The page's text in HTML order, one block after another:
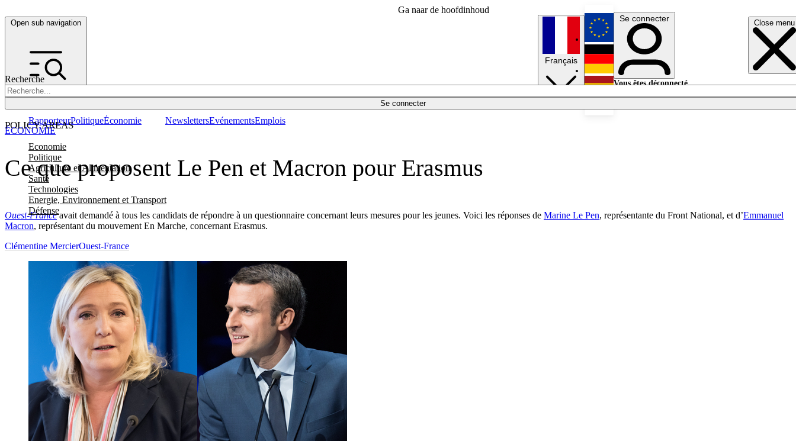
Ga naar de hoofdinhoud
Open sub navigation Close menu
Recherche
Se connecter
POLICY AREAS
Economie
Politique
Agriculture et Alimentation
Santé
Technologies
Energie, Environnement et Transport
Défense
RapporteurPolitiqueÉconomie NewslettersEvénementsEmplois
Français
English
Deutsch
Se connecter
Vous êtes déconnecté.
Ce que proposent Le Pen et Macron pour Erasmus
Ouest-Franceavait demandé à tous les candidats de répondre à un questionnaire concernant leurs mesures pour les jeunes. Voici les réponses de Marine Le Pen, représentante du Front National, et d’Emmanuel
Macron, représentant du mouvement En Marche, concernant Erasmus.
ÉCONOMIE
Clémentine MercierOuest-France